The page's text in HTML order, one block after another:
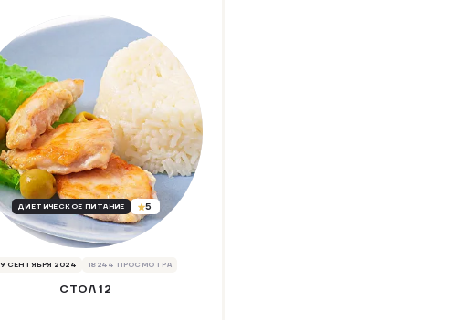
ДИЕТИЧЕСКОЕ ПИТАНИЕ 5
9 СЕНТЯБРЯ 2024 18244 ПРОСМОТРА
СТОЛ 12